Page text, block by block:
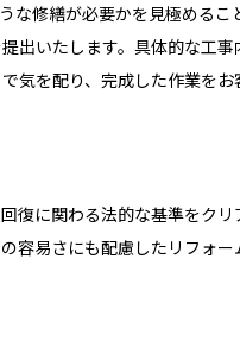
な修繕が必要かを見極めるこ
出いたします。具体的な工
気を配り、完成した作業をお
復に関わる法的な基準をク
容易さにも配慮したリフォー